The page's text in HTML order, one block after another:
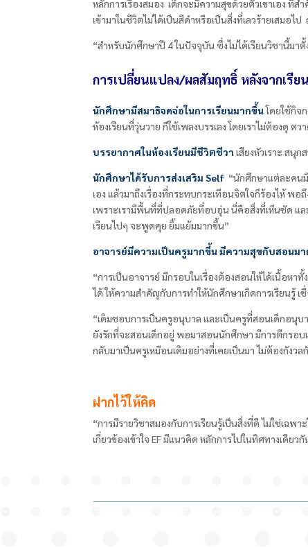
หลักการเรื่องสมอง เด็กจะมีความสุขด้วยตัวเขาเอง ที่
เข้ามาในชีวิตไม่ได้เป็นสีดำหรือเป็นสิ่งที่เลวร้ายเสมอไ
“สำหรับนักศึกษาปี 4ในปัจจุบัน ซึ่งไม่ได้เรียนวิชานี้มา
การเปลี่ยนแปลง/ผลสัมฤทธิ์ หลังจากเรีย
นักศึกษามีสมาธิจดจ่อในการเรียนมากขึ้นโดยใช้กิจ
ห้องเรียนที่วุ่นวาย ก็ใช้เพลงบรรเลง โดยเราไม่ต้องดุ
บรรยากาศในห้องเรียนมีชีวิตชีวา เสียงหัวเราะ สนุ
นักศึกษาได้รับการส่งเสริมSelf “นักศึกษาแต่ละคนมี
เอง แล้วมาถึงเรื่องที่กระทบกระเทือนจิตใจก็ร้องไห้ พ
เพราะเรามีพื้นที่ที่ปลอดภัยที่อบอุ่น นี่คือสิ่งที่เห็นชัด แ
เรียนไปๆ จะพูดคุย ยิ้มแย้มมากขึ้น”
อาจารย์มีความเป็นครูมากขึ้น มีความสุขกับสอนม
“การเป็นอาจารย์ มีกรอบในเรื่องต้องสอนให้ได้เนื้อหา
ได้ ให้ความสำคัญกับการทำให้นักศึกษาเกิดการเรียนรู้
“เดิมชอบการเป็นครูอนุบาล และเป็นครูที่สอนเด็กอนุบ
ยังรักที่จะสอนเด็กอยู่ พอมาสอนนักศึกษา มีการตีกรอบ
กลับมาเป็นครูเหมือนเดิมอย่างที่เคยเป็นมา ไม่ต้องกัง
ฝากไว้ให้คิด
“การมีรายวิชาสมองกับการเรียนรู้เป็นสิ่งที่ดี ไม่ใช่เฉ
เกี่ยวข้องเข้าใจ EFมีแนวคิด หลักการไปในทิศทางเดียว